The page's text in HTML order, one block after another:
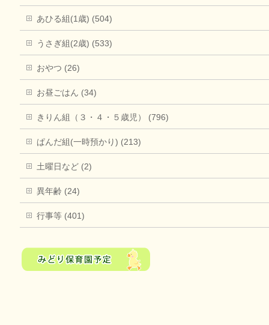
あひる組(1歳) (504)
うさぎ組(2歳) (533)
おやつ (26)
お昼ごはん (34)
きりん組（３・４・５歳児） (796)
ぱんだ組(一時預かり) (213)
土曜日など (2)
異年齢 (24)
行事等 (401)